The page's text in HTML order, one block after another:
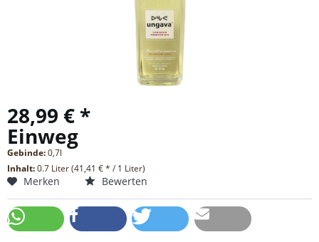
28,99 € *
Einweg
Gebinde:0,7l
Inhalt:0.7 Liter (41,41 € * / 1 Liter)
Merken Bewerten